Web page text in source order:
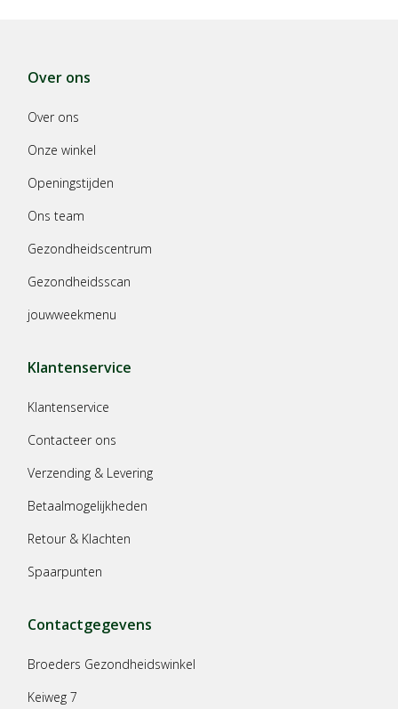
Over ons
Over ons
Onze winkel
Openingstijden
Ons team
Gezondheidscentrum
Gezondheidsscan
jouwweekmenu
Klantenservice
Klantenservice
Contacteer ons
Verzending & Levering
Betaalmogelijkheden
Retour & Klachten
Spaarpunten
Contactgegevens
Broeders Gezondheidswinkel
Keiweg 7